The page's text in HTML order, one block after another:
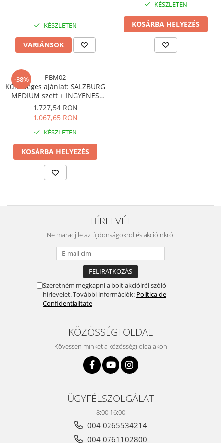
KÉSZLETEN
VARIÁNSOK
KÉSZLETEN
KOSÁRBA HELYEZÉS
-38% PBM02
Különleges ajánlat: SALZBURG
MEDIUM szett + INGYENES
LEDDY zöld szék
1.727,54 RON
1.067,65 RON
KÉSZLETEN
KOSÁRBA HELYEZÉS
HÍRLEVÉL
Ne maradj le az újdonságokrol és akcióinkról
Szeretném megkapni a bolt akcióiról szóló
hírlevelet. További információk: Politica de
Confidentialitate
KÖZÖSSÉGI OLDAL
Kövessen minket a közösségi oldalakon
ÜGYFÉLSZOLGÁLAT
8:00-16:00
004 0265534214
004 0761102800